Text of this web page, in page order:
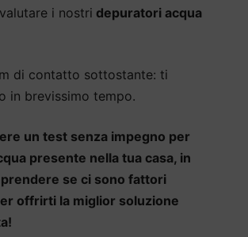
i nostri depuratori acqua
di contatto sottostante: ti
in brevissimo tempo.
un test senza impegno per
presente nella tua casa, in
se ci sono fattori
offrirti la miglior soluzione